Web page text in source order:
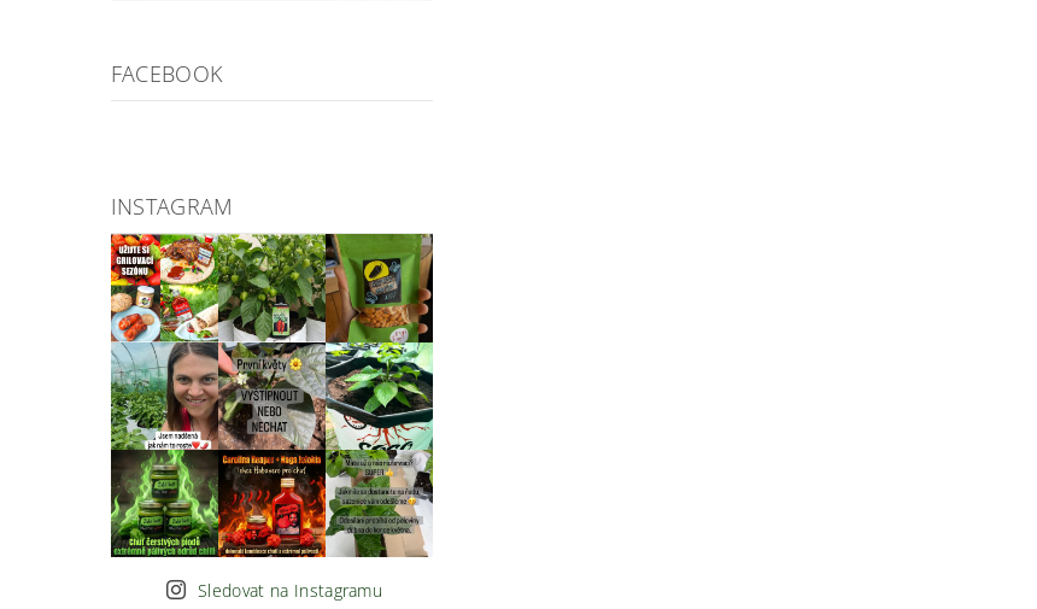
FACEBOOK
INSTAGRAM
Sledovat na Instagramu